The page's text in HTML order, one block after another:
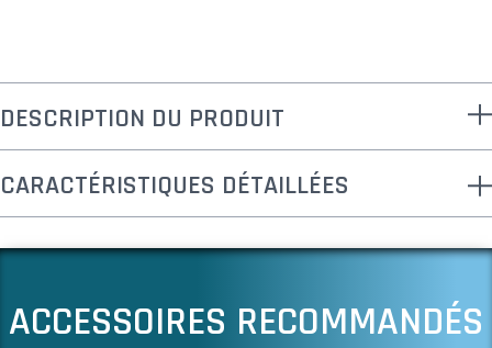
DESCRIPTION DU PRODUIT
CARACTÉRISTIQUES DÉTAILLÉES
ACCESSOIRES RECOMMANDÉS